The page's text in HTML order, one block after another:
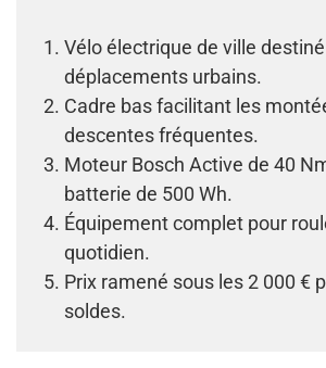
Vélo électrique de ville
déplacements urbains.
Cadre bas facilitant les
descentes fréquentes.
Moteur Bosch Active de 40
batterie de 500 Wh.
Équipement complet pour
quotidien.
Prix ramené sous les 2 000 €
soldes.